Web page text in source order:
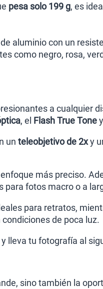
pesa solo 199 g, es
aluminio con un
como negro, rosa,
a cualquier
, el Flash True Tone
un teleobjetivo de 2xy
más preciso.
para fotos macro o a
para retratos,
de poca luz.
lleva tu fotografía al
sino también la